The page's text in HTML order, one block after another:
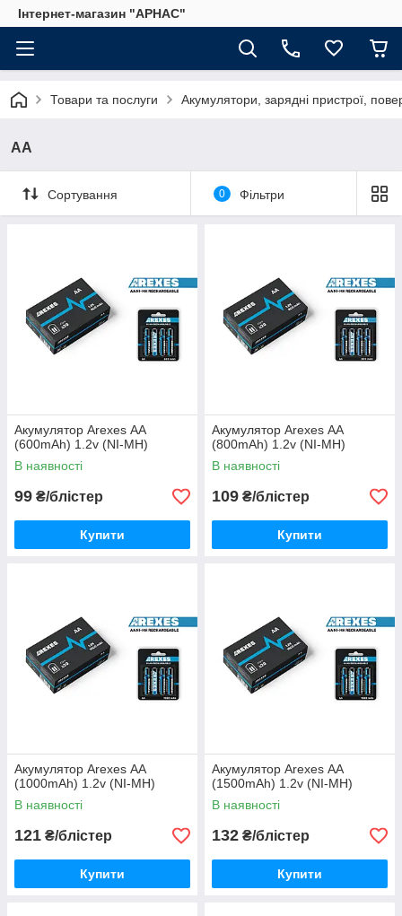
Інтернет-магазин "АРНАС"
Товари та послуги Акумулятори, зарядні пристрої,
AA
Сортування 0 Фільтри
Акумулятор Arexes АА
(600mAh) 1.2v (NI-MH)
В наявності
99 ₴/блістер
Купити
Акумулятор Arexes АА
(800mAh) 1.2v (NI-MH)
В наявності
109 ₴/блістер
Купити
Акумулятор Arexes АА
(1000mAh) 1.2v (NI-MH)
В наявності
121 ₴/блістер
Купити
Акумулятор Arexes АА
(1500mAh) 1.2v (NI-MH)
В наявності
132 ₴/блістер
Купити